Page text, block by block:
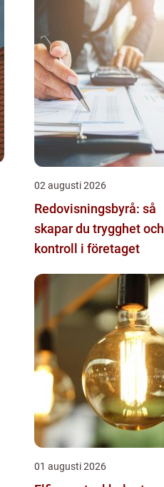
02 augusti 2026
Redovisningsbyrå: så
skapar du trygghet och
kontroll i företaget
01 augusti 2026